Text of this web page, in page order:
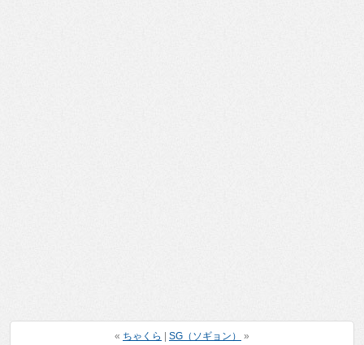
« ちゃくら SG（ソギョン） »